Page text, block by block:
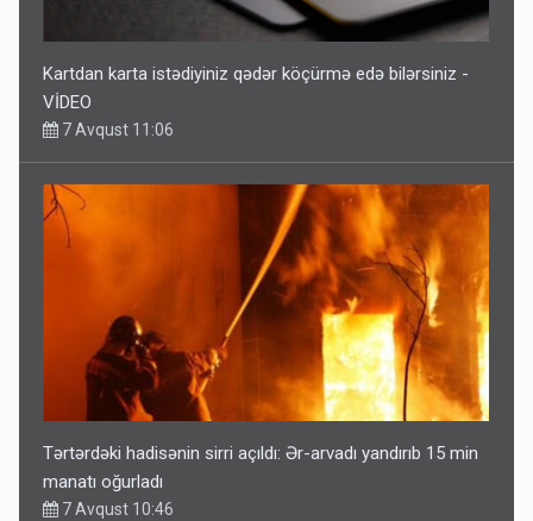
Kartdan karta istədiyiniz qədər köçürmə edə bilərsiniz -
VİDEO
7 Avqust 11:06
Tərtərdəki hadisənin sirri açıldı: Ər-arvadı yandırıb 15 min
manatı oğurladı
7 Avqust 10:46